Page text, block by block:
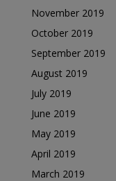
November 2019
October 2019
September 2019
August 2019
July 2019
June 2019
May 2019
April 2019
March 2019